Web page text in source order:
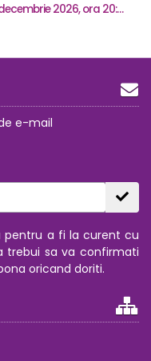
15 decembrie 2026, ora 20:00
e-mail
pentru a fi la curent cu
trebui sa va confirmati
oricand doriti.